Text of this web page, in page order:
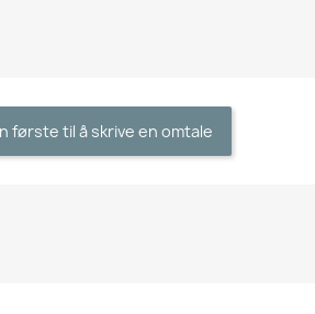
første til å skrive en omtale